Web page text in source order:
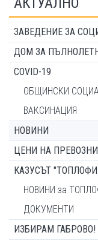
ЗАВЕДЕНИЕ ЗА
ДОМ ЗА
COVID-19
ОБЩИНСКИ
ВАКСИНАЦИЯ
НОВИНИ
ЦЕНИ НА
КАЗУСЪТ
НОВИНИ за
ДОКУМЕНТИ
ИЗБИРАМ ГАБРОВО!